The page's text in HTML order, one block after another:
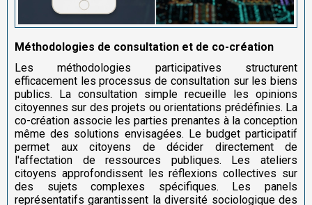
Méthodologies de consultation et de co-création
Les méthodologies participatives structurent
efficacement les processus de consultation sur les biens
publics. La consultation simple recueille les opinions
citoyennes sur des projets ou orientations prédéfinies. La
co-création associe les parties prenantes à la conception
même des solutions envisagées. Le budget participatif
permet aux citoyens de décider directement de
l'affectation de ressources publiques. Les ateliers
citoyens approfondissent les réflexions collectives sur
des sujets complexes spécifiques. Les panels
représentatifs garantissent la diversité sociologique des